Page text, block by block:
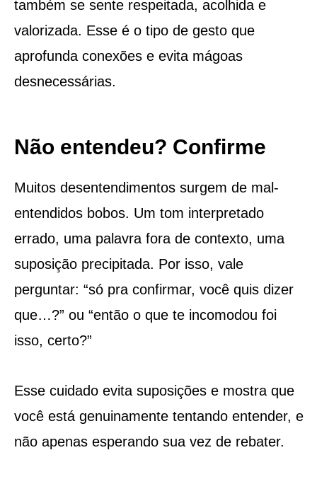
também se sente respeitada, acolhida e
valorizada. Esse é o tipo de gesto que
aprofunda conexões e evita mágoas
desnecessárias.
Não entendeu? Confirme
Muitos desentendimentos surgem de mal-
entendidos bobos. Um tom interpretado
errado, uma palavra fora de contexto, uma
suposição precipitada. Por isso, vale
perguntar: “só pra confirmar, você quis dizer
que…?” ou “então o que te incomodou foi
isso, certo?”
Esse cuidado evita suposições e mostra que
você está genuinamente tentando entender, e
não apenas esperando sua vez de rebater.